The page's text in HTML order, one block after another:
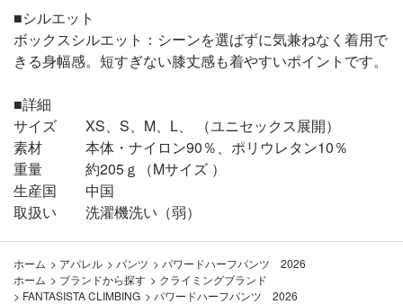
■シルエット
ボックスシルエット：シーンを選ばずに気兼ねなく着用で
きる身幅感。短すぎない膝丈感も着やすいポイントです。
■詳細
サイズ XS、S、M、L、 （ユニセックス展開）
素材 本体・ナイロン90％、ポリウレタン10％
重量 約205ｇ（Mサイズ ）
生産国 中国
取扱い 洗濯機洗い（弱）
ホーム > アパレル > パンツ > パワードハーフパンツ 2026
ホーム > ブランドから探す > クライミングブランド
> FANTASISTA CLIMBING > パワードハーフパンツ 2026